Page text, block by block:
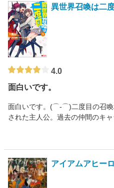
異世界召喚は二
4.0
面白いです。
面白いです。(⌒‐⌒)二度目の召
された主人公。過去の仲間のキ
アイアムアヒー